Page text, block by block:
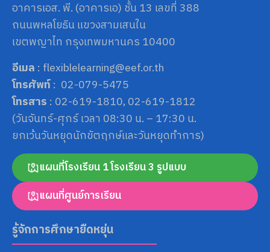
อาคารเอส. พี. (อาคารเอ) ชั้น 13 เลขที่ 388
ถนนพหลโยธิน แขวงสามเสนใน
เขตพญาไท กรุงเทพมหานคร 10400
อีเมล : flexiblelearning@eef.or.th
โทรศัพท์: 02-079-5475
โทรสาร : 02-619-1810, 02-619-1812
(วันจันทร์-ศุกร์ เวลา 08:30 น. – 17:30 น.
ยกเว้นวันหยุดนักขัตฤกษ์และวันหยุดทำการ)
แผนที่โรงเรียน 1 โรงเรียน 3 รูปแบบ
แผนที่ศูนย์การเรียน
รู้จักการศึกษายืดหยุ่น